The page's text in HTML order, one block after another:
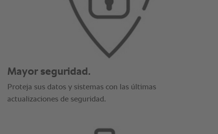
Mayor seguridad.
Proteja sus datos y sistemas con las últimas
actualizaciones de seguridad.